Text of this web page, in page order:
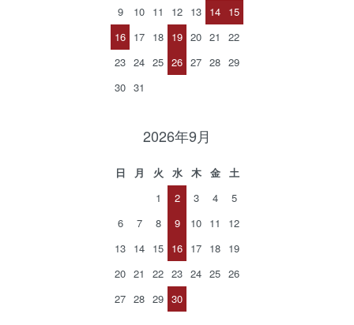
9
10 11 12 13 14 15
16 17 18 19 20 21
22
23 24 25 26 27 28 29
30 31
2026年9月
日 月 火 水 木 金
土
1
2 3 4
5
6
7 8 9 10 11
12
13 14 15 16 17 18 19
20 21 22 23 24 25 26
27 28 29 30